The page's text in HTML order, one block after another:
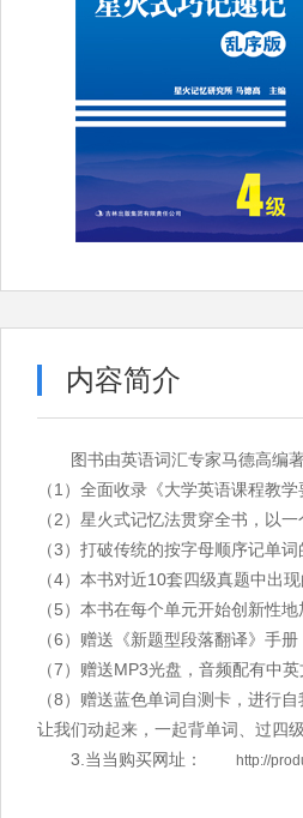
内容简介
图书由英语词汇专家马德高编
（1）全面收录《大学英语课程教
（2）星火式记忆法贯穿全书，以
（3）打破传统的按字母顺序记单
（4）本书对近10套四级真题中出
（5）本书在每个单元开始创新性
（6）赠送《新题型段落翻译》手
（7）赠送MP3光盘，音频配有中
（8）赠送蓝色单词自测卡，进行
让我们动起来，一起背单词、过四
3.当当购买网址：
http://